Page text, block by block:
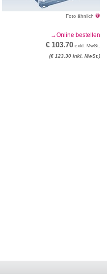
Foto ähnlich
Online bestellen
€ 103.70 exkl. MwSt.
(€ 123.30 inkl. MwSt.)